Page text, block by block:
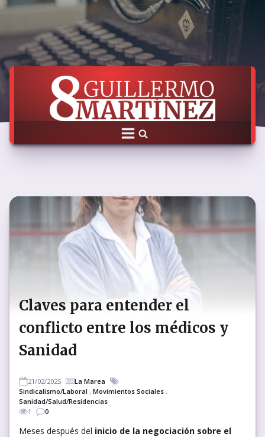
Claves para entender el
conflicto entre los médicos y
Sanidad
21/02/2025
La Marea
Sindicalismo/Laboral , Movimientos Sociales ,
Sanidad/Salud/Residencias
1
0
Meses después del inicio de la negociación sobre el